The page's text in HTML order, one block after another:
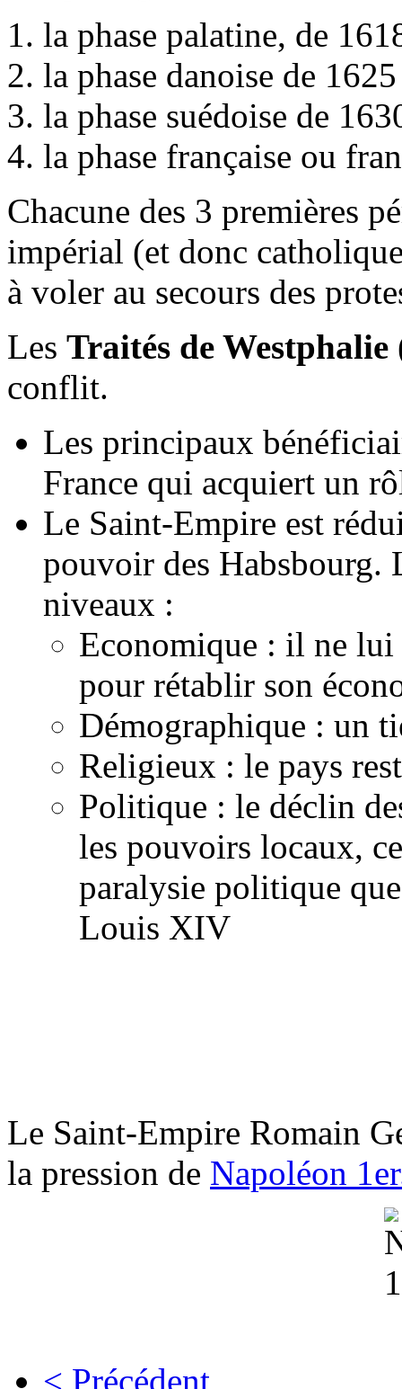
la phase palatine, de
la phase danoise de
la phase suédoise de
la phase française ou
Chacune des 3 premières
impérial (et donc
à voler au secours des
Les Traités de Westphalie
conflit.
Les principaux
France qui acquiert un
Le Saint-Empire est
pouvoir des Habsbourg.
niveaux :
Economique : il ne lui
pour rétablir son
Démographique : un
Religieux : le pays
Politique : le déclin
les pouvoirs locaux,
paralysie politique
Louis XIV
Le Saint-Empire Romain
la pression de Napoléon
< Précédent